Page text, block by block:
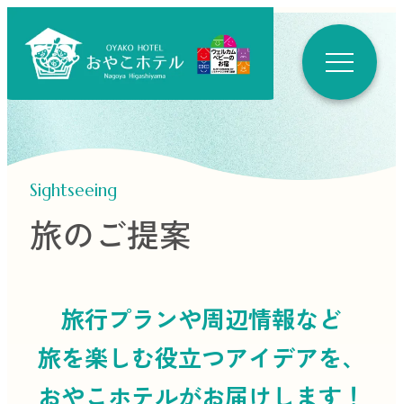
Sightseeing
旅のご提案
旅行プランや周辺情報など
旅を楽しむ役立つアイデアを、
おやこホテルがお届けします！